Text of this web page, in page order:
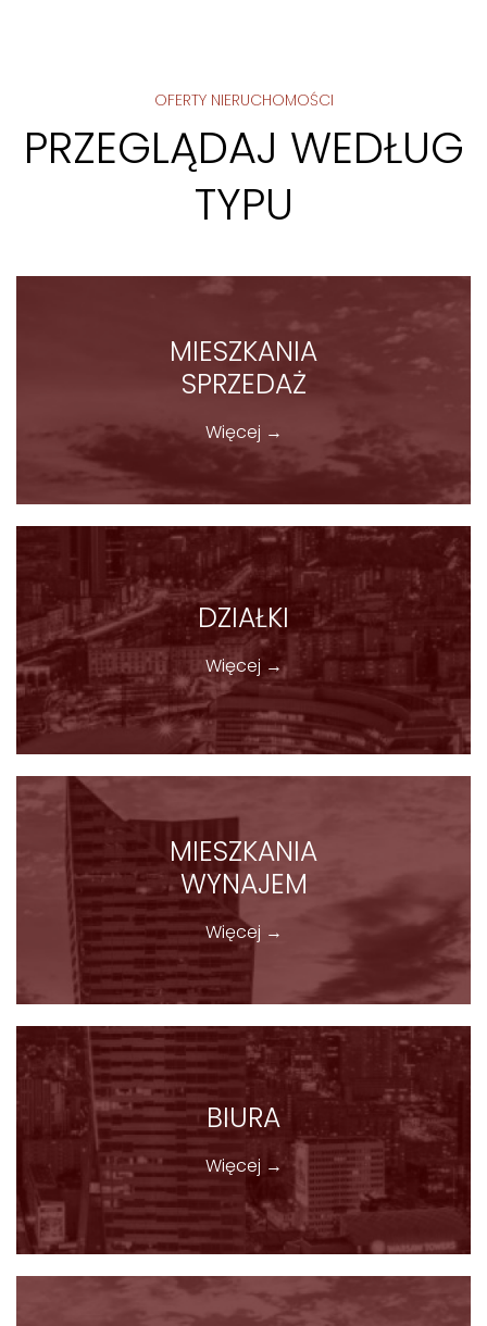
OFERTY NIERUCHOMOŚCI
PRZEGLĄDAJ WEDŁUG
TYPU
MIESZKANIA
SPRZEDAŻ
Więcej →
DZIAŁKI
Więcej →
MIESZKANIA
WYNAJEM
Więcej →
BIURA
Więcej →